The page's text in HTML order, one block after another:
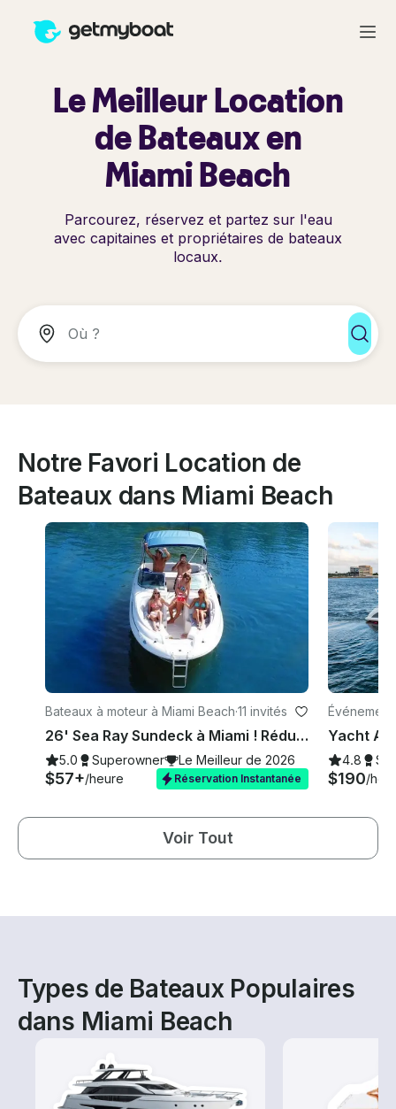
Le Meilleur Location
de Bateaux en
Miami Beach
Parcourez, réservez et partez sur l'eau
avec capitaines et propriétaires de bateaux
locaux.
Notre Favori Location de
Bateaux dans Miami Beach
Bateaux à moteur à Miami Beach·11 invités
26' Sea Ray Sundeck à Miami ! Réductions énormes en semaine
5.0 Superowner Le Meilleur de 2026
$57+/heure Réservation Instantanée
4.8
$190/
Voir Tout
Types de Bateaux Populaires
dans Miami Beach